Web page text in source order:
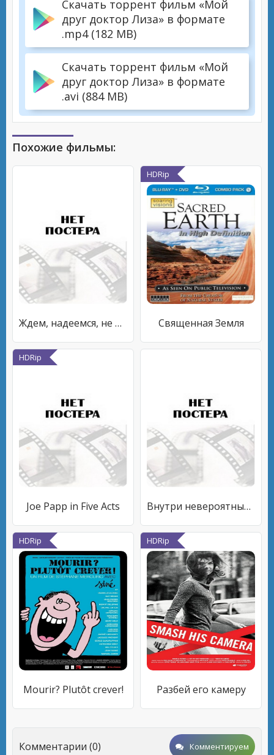
Скачать торрент фильм «Мой
друг доктор Лиза» в формате
.mp4 (182 MB)
Скачать торрент фильм «Мой
друг доктор Лиза» в формате
.avi (884 MB)
Похожие фильмы:
Ждем, надеемся, не верим
HDRip
Священная Земля
HDRip
Joe Papp in Five Acts Внутри невероятных атлетов
HDRip
Mourir? Plutôt crever!
HDRip
Разбей его камеру
Комментарии (0) Комментируем